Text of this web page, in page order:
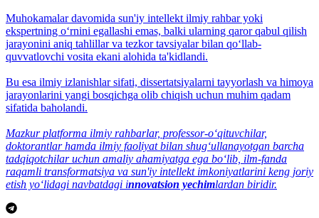
Muhokamalar davomida sun'iy intellekt ilmiy rahbar yoki
ekspertning o‘rnini egallashi emas, balki ularning qaror qabul qilish
jarayonini aniq tahlillar va tezkor tavsiyalar bilan qo‘llab-
quvvatlovchi vosita ekani alohida ta'kidlandi.
Bu esa ilmiy izlanishlar sifati, dissertatsiyalarni tayyorlash va himoya
jarayonlarini yangi bosqichga olib chiqish uchun muhim qadam
sifatida baholandi.
Mazkur platforma ilmiy rahbarlar, professor-o‘qituvchilar,
doktorantlar hamda ilmiy faoliyat bilan shug‘ullanayotgan barcha
tadqiqotchilar uchun amaliy ahamiyatga ega bo‘lib, ilm-fanda
raqamli transformatsiya va sun'iy intellekt imkoniyatlarini keng joriy
etish yo‘lidagi navbatdagi innovatsion yechimlardan biridir.